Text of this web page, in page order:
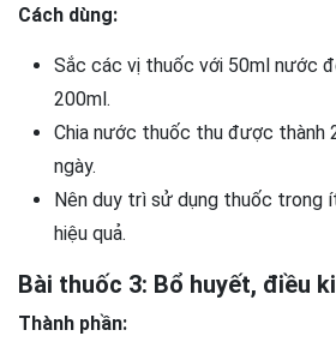
Cách dùng:
Sắc các vị thuốc với 50ml nước
200ml.
Chia nước thuốc thu được thành
ngày.
Nên duy trì sử dụng thuốc trong
hiệu quả.
Bài thuốc 3: Bổ huyết, điều
Thành phần: